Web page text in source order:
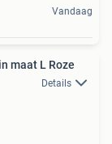
Vandaag
maat L Roze
Details